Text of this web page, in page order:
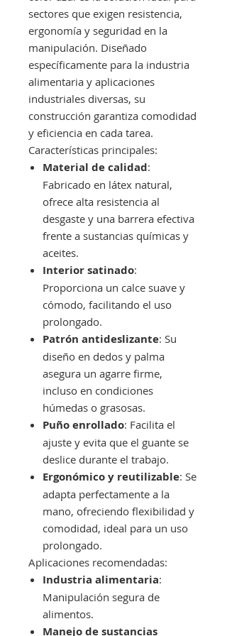
sectores que exigen resistencia,
ergonomía y seguridad en la
manipulación. Diseñado
específicamente para la industria
alimentaria y aplicaciones
industriales diversas, su
construcción garantiza comodidad
y eficiencia en cada tarea.
Características principales:
Material de calidad:
Fabricado en látex natural,
ofrece alta resistencia al
desgaste y una barrera efectiva
frente a sustancias químicas y
aceites.
Interior satinado:
Proporciona un calce suave y
cómodo, facilitando el uso
prolongado.
Patrón antideslizante: Su
diseño en dedos y palma
asegura un agarre firme,
incluso en condiciones
húmedas o grasosas.
Puño enrollado: Facilita el
ajuste y evita que el guante se
deslice durante el trabajo.
Ergonómico y reutilizable: Se
adapta perfectamente a la
mano, ofreciendo flexibilidad y
comodidad, ideal para un uso
prolongado.
Aplicaciones recomendadas:
Industria alimentaria:
Manipulación segura de
alimentos.
Manejo de sustancias